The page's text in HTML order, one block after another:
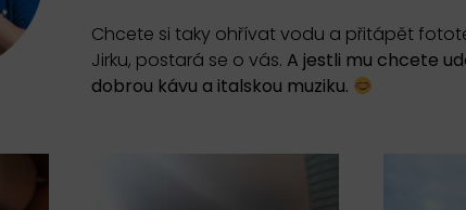
Chcete si taky ohřívat vodu a přitápět
Jirku, postará se o vás. A jestli mu chcete
dobrou kávu a italskou muziku.